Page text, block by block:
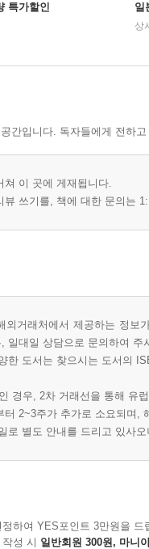
특가할인 일
상
간입니다. 독자들에게 전하
쳐 이 곳에 게재됩니다.
뷰 쓰기를, 책에 대한 문의는
외거래처에서 제공하는 정
일대일 상담으로 문의하여 주
한 도서는 찾으시는 도서의
경우, 2차 거래선을 통해 유
터 2~3주가 추가로 소요되며,
로 별도 안내를 드리고 있사
하여 YES포인트 3만원을 드
성 시 일반회원 300원, 마니